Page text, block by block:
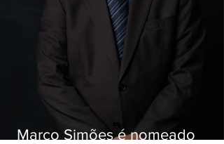
Marco Simões é nomeado